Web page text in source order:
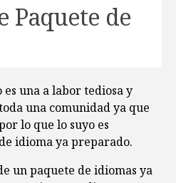
Paquete de
una a labor tediosa y
una comunidad ya que
lo que lo suyo es
idioma ya preparado.
un paquete de idiomas ya